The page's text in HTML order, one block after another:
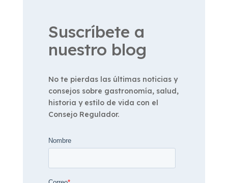
Suscríbete a
nuestro blog
No te pierdas las últimas noticias y
consejos sobre gastronomía, salud,
historia y estilo de vida con el
Consejo Regulador.